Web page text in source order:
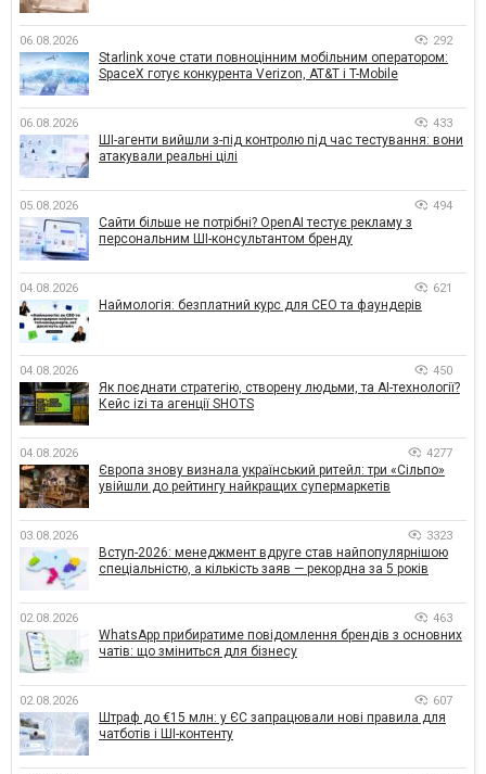
06.08.2026 292
Starlink хоче стати повноцінним мобільним оператором:
SpaceX готує конкурента Verizon, AT&T і T-Mobile
06.08.2026 433
ШІ-агенти вийшли з-під контролю під час тестування: вони
атакували реальні цілі
05.08.2026 494
Сайти більше не потрібні? OpenAI тестує рекламу з
персональним ШІ-консультантом бренду
04.08.2026 621
Наймологія: безплатний курс для CEO та фаундерів
04.08.2026 450
Як поєднати стратегію, створену людьми, та AI-технології?
Кейс izi та агенції SHOTS
04.08.2026 4277
Європа знову визнала український ритейл: три «Сільпо»
увійшли до рейтингу найкращих супермаркетів
03.08.2026 3323
Вступ-2026: менеджмент вдруге став найпопулярнішою
спеціальністю, а кількість заяв — рекордна за 5 років
02.08.2026 463
WhatsApp прибиратиме повідомлення брендів з основних
чатів: що зміниться для бізнесу
02.08.2026 607
Штраф до €15 млн: у ЄС запрацювали нові правила для
чатботів і ШІ-контенту